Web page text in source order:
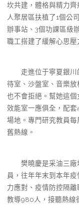
坎共建，體格與精力
人聚居區扶植了1個公
辦事站、3個功課區級
職工搭建了緩解心思壓
走進位于寧夏銀川
待室、沙盤室、音樂
也不會拒絕。幫她這
效能室一應俱全，配
場地。專門研究教員
舊熱線。
樊曉慶是采油三廠
員，往年年末到本年
力應對、疫情防控隔
教導980人，接聽熱線